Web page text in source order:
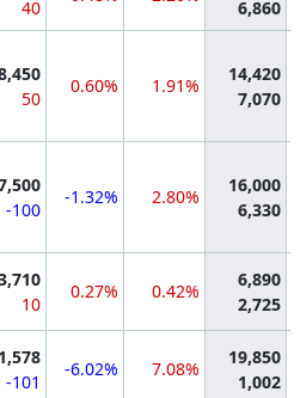
40 6,860
50
0.60% 1.91%
14,420
7,070
-100
-1.32% 2.80%
16,000
6,330
10
0.27% 0.42%
6,890
2,725
1,578
-101
-6.02% 7.08%
19,850
1,002